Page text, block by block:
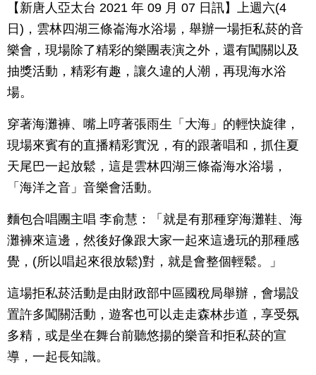
【新唐人亞太台 2021 年 09 月 07 日訊】上週六(4
日)，雲林四湖三條崙海水浴場，舉辦一場拒私菸的音
樂會，現場除了精彩的樂團表演之外，還有闖關以及
抽獎活動，精彩有趣，讓久違的人潮，再現海水浴
場。
穿著海灘褲、嘴上哼著張雨生「大海」的輕快旋律，
現場來賓有的直播精彩實況，有的跟著唱和，抓住夏
天尾巴一起放鬆，這是雲林四湖三條崙海水浴場，
「海洋之音」音樂會活動。
麵包合唱團主唱 李俞慧：「就是有那種穿海灘鞋、海
灘褲來這邊，然後好像跟大家一起來這邊玩的那種感
覺，(所以唱起來很放鬆)對，就是會整個輕鬆。」
這場拒私菸活動是由財政部中區國稅局舉辦，會場設
置許多闖關活動，遊客也可以走走森林步道，享受氛
多精，或是坐在舞台前聽悠揚的樂音和拒私菸的宣
導，一起長知識。